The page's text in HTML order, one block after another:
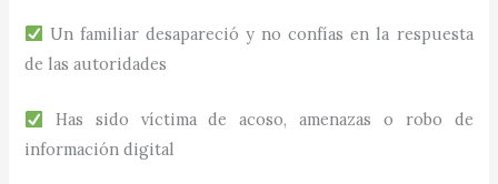
Un familiar desapareció y no confías en la respuesta
de las autoridades
Has sido víctima de acoso, amenazas o robo de
información digital